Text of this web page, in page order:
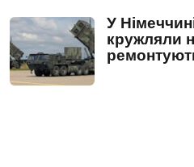
У
кружляли